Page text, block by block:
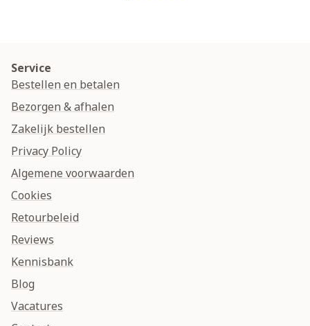
Service
Bestellen en betalen
Bezorgen & afhalen
Zakelijk bestellen
Privacy Policy
Algemene voorwaarden
Cookies
Retourbeleid
Reviews
Kennisbank
Blog
Vacatures